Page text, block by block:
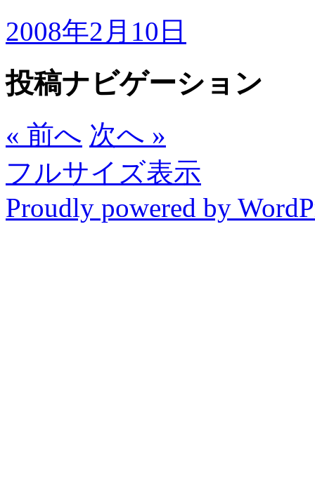
2008年2月10日
投稿ナビゲーション
« 前へ 次へ »
フルサイズ表示
Proudly powered by